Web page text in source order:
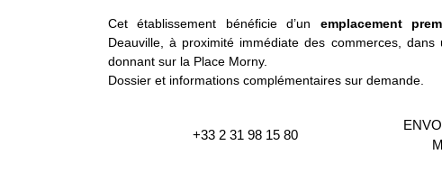
Cet établissement bénéficie d’un emplacement
Deauville, à proximité immédiate des commerces, dans
donnant sur la Place Morny.
Dossier et informations complémentaires sur demande.
+33 2 31 98 15 80